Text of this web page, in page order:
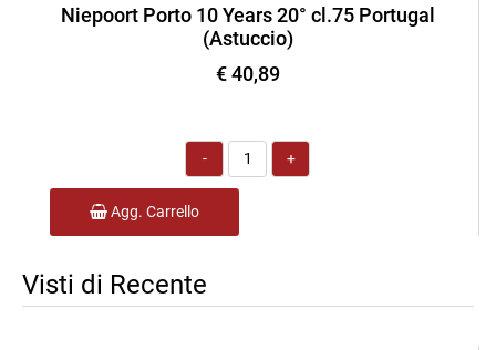
Niepoort Porto 10 Years 20° cl.75 Portugal
(Astuccio)
€ 40,89
Quantità
Agg. Carrello
Visti di Recente